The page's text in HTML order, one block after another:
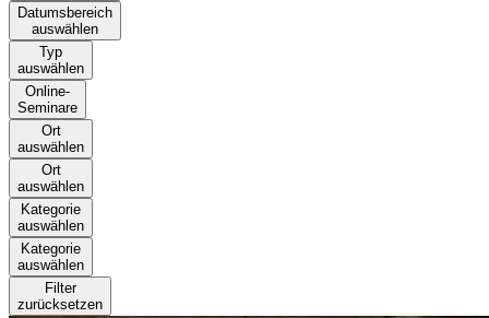
Datumsbereich
auswählen
Typ
auswählen
Online-
Seminare
Ort
auswählen
Ort
auswählen
Kategorie
auswählen
Kategorie
auswählen
Filter
zurücksetzen